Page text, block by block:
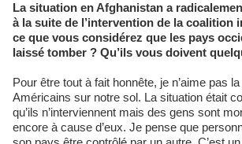
La situation en Afghanistan a radicalement changé en 2001
à la suite de l’intervention de la coalition
ce que vous considérez que les pays
laissé tomber ? Qu’ils vous doivent
Pour être tout à fait honnête, je n’aime pas
Américains sur notre sol. La situation était
qu’ils n’interviennent mais des gens sont
encore à cause d’eux. Je pense que